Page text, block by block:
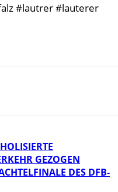
#lautrer #lauterer
GEZOGEN
DES DFB-